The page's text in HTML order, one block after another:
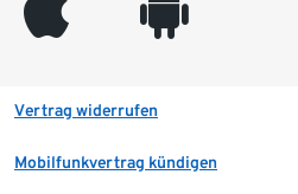
Vertrag widerrufen
Mobilfunkvertrag kündigen